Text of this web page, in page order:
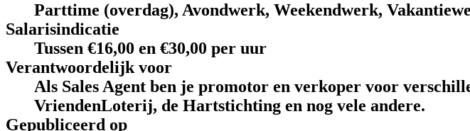
Parttime (overdag), Avondwerk, Weekendwerk,
Salarisindicatie
Tussen €16,00 en €30,00 per uur
Verantwoordelijk voor
Als Sales Agent ben je promotor en verkoper voor
VriendenLoterij, de Hartstichting en nog vele andere.
Gepubliceerd op